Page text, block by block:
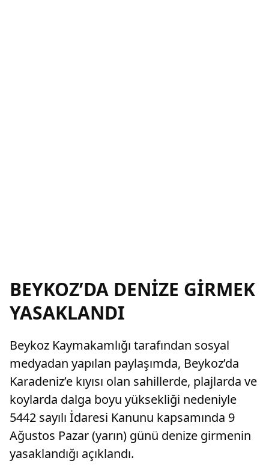
BEYKOZ’DA DENİZE GİRMEK
YASAKLANDI
Beykoz Kaymakamlığı tarafından sosyal
medyadan yapılan paylaşımda, Beykoz’da
Karadeniz’e kıyısı olan sahillerde, plajlarda ve
koylarda dalga boyu yüksekliği nedeniyle
5442 sayılı İdaresi Kanunu kapsamında 9
Ağustos Pazar (yarın) günü denize girmenin
yasaklandığı açıklandı.